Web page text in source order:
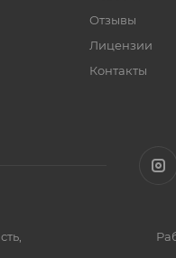
Отзывы
Лицензии
Контакты